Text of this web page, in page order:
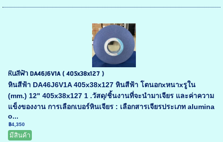
หินสีฟ้า DA46J6V1A ( 405x38x127 )
หินสีฟ้า DA46J6V1A 405x38x127 หินสีฟ้า โตนอกxหนาxรูใน
(mm.) 12" 405x38x127 1 .วัสดุ/ชิ้นงานที่จะนำมาเจียร และค่าความ
แข็งของงาน การเลือกเบอร์หินเจียร : เลือกสารเจียรประเภท alumina
o...
฿4,350
มีสินค้า